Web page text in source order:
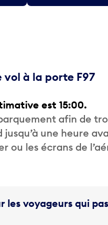
à la porte F97
est 15:00.
afin de
une heure
ou les écrans de
les voyageurs qui